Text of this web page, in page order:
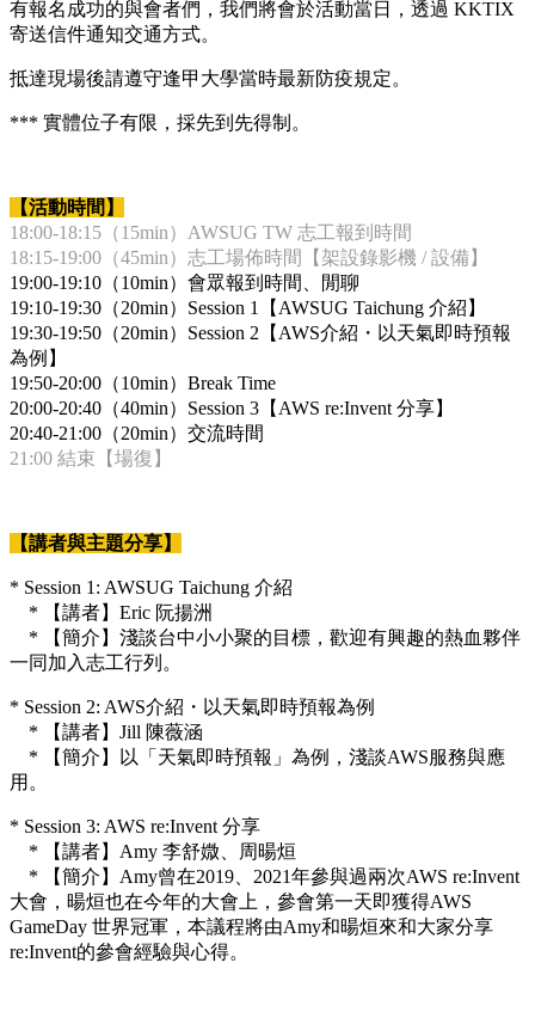
有報名成功的與會者們，我們將會於活動當日，透過 KKTIX
寄送信件通知交通方式。
抵達現場後請遵守逢甲大學當時最新防疫規定。
*** 實體位子有限，採先到先得制。
【活動時間】
18:00-18:15（15min）AWSUG TW 志工報到時間
18:15-19:00（45min）志工場佈時間【架設錄影機 / 設備】
19:00-19:10（10min）會眾報到時間、閒聊
19:10-19:30（20min）Session 1【AWSUG Taichung 介紹】
19:30-19:50（20min）Session 2【AWS介紹・以天氣即時預報
為例】
19:50-20:00（10min）Break Time
20:00-20:40（40min）Session 3【AWS re:Invent 分享】
20:40-21:00（20min）交流時間
21:00 結束【場復】
【講者與主題分享】
* Session 1: AWSUG Taichung 介紹
* 【講者】Eric 阮揚洲
* 【簡介】淺談台中小小聚的目標，歡迎有興趣的熱血夥伴
一同加入志工行列。
* Session 2: AWS介紹・以天氣即時預報為例
* 【講者】Jill 陳薇涵
* 【簡介】以「天氣即時預報」為例，淺談AWS服務與應
用。
* Session 3: AWS re:Invent 分享
* 【講者】Amy 李舒媺、周暘烜
* 【簡介】Amy曾在2019、2021年參與過兩次AWS re:Invent
大會，暘烜也在今年的大會上，參會第一天即獲得AWS
GameDay 世界冠軍，本議程將由Amy和暘烜來和大家分享
re:Invent的參會經驗與心得。